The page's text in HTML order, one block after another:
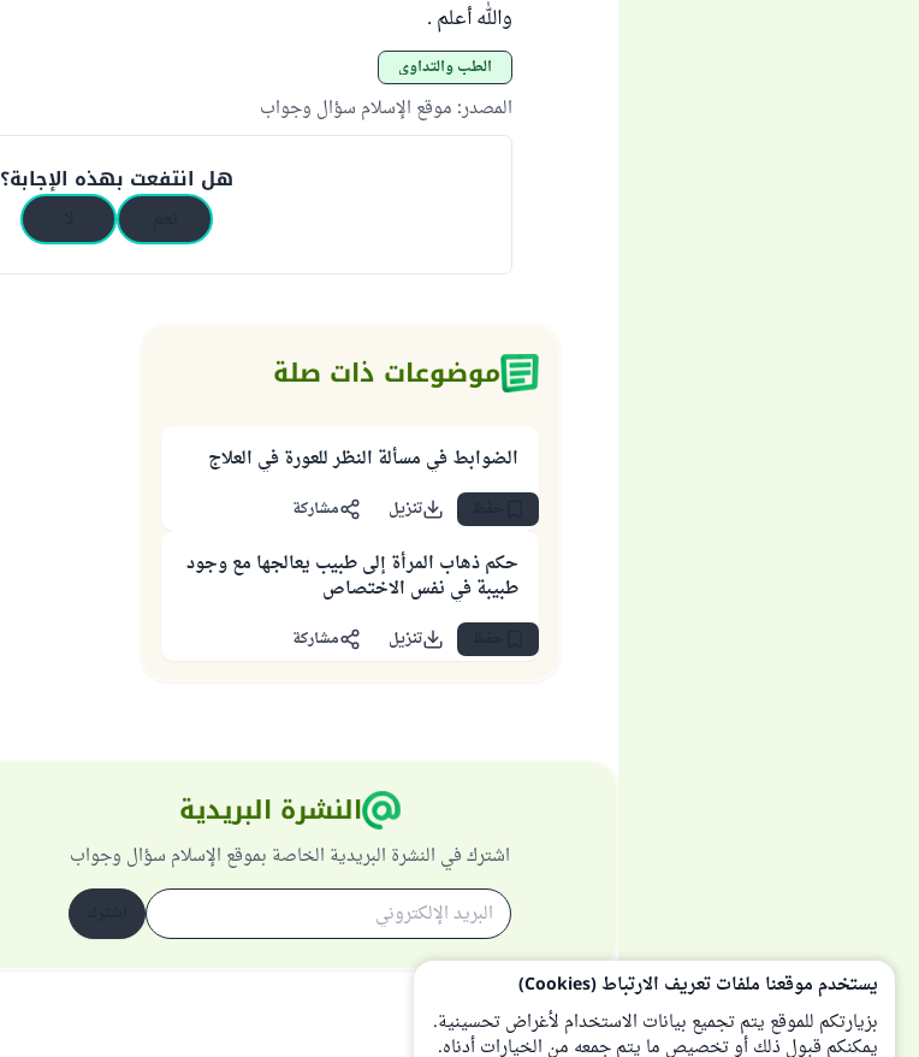
والله أعلم .
الطب والتداوي
المصدر: موقع الإسلام سؤال وجواب
هل انتفعت بهذه الإجابة؟
موضوعات ذات صلة
الضوابط في مسألة النظر للعورة في العلاج
تنزيل مشاركة
حكم ذهاب المرأة إلى طبيب يعالجها مع وجود
طبيبة في نفس الاختصاص
تنزيل مشاركة
النشرة البريدية
اشترك في النشرة البريدية الخاصة بموقع الإسلام سؤال وجواب
يستخدم موقعنا ملفات تعريف الارتباط (Cookies)
بزيارتكم للموقع يتم تجميع بيانات الاستخدام لأغراض تحسينية.
يمكنكم قبول ذلك أو تخصيص ما يتم جمعه من الخيارات أدناه.